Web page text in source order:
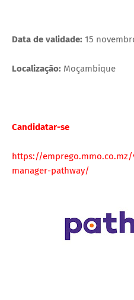
Data de validade: 15
Localização: Moçambique
Candidatar-se
https://
manager-pathway/